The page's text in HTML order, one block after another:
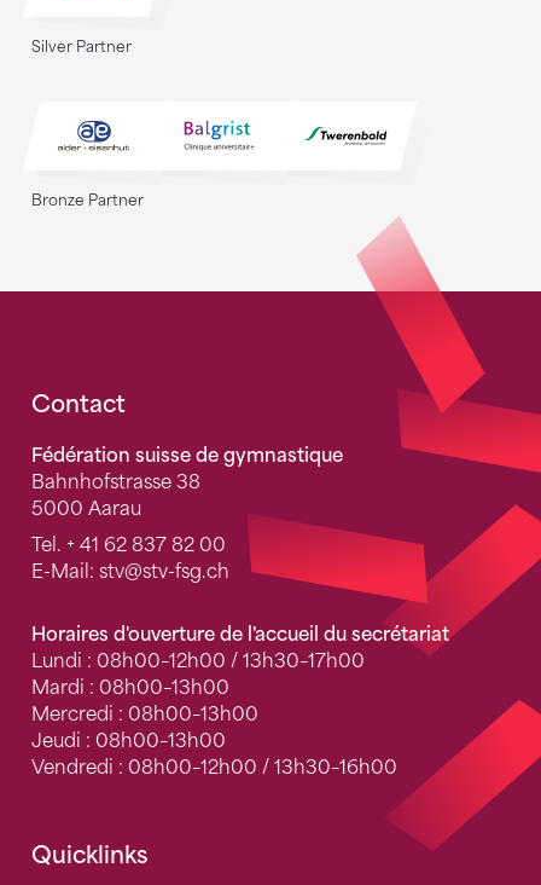
Silver Partner
Bronze Partner
Fusszeile
Contact
Fédération suisse de gymnastique
Bahnhofstrasse 38
5000 Aarau
Tel. + 41 62 837 82 00
E-Mail: stv@stv-fsg.ch
Horaires d'ouverture de l'accueil du secrétariat
Lundi : 08h00–12h00 / 13h30–17h00
Mardi : 08h00–13h00
Mercredi : 08h00–13h00
Jeudi : 08h00–13h00
Vendredi : 08h00–12h00 / 13h30–16h00
Quicklinks